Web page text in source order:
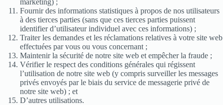
marketing) ;
Fournir des informations statistiques à propos de nos utilisateurs
à des tierces parties (sans que ces tierces parties puissent
identifier d’utilisateur individuel avec ces informations) ;
Traiter les demandes et les réclamations relatives à votre site web
effectuées par vous ou vous concernant ;
Maintenir la sécurité de notre site web et empêcher la fraude ;
Vérifier le respect des conditions générales qui régissent
l’utilisation de notre site web (y compris surveiller les messages
privés envoyés par le biais du service de messagerie privé de
notre site web) ; et
D’autres utilisations.